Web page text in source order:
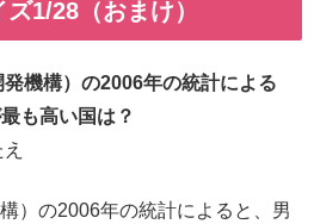
1/28（おまけ）
機構）の2006年の統計による
も高い国は？
）の2006年の統計によると、男